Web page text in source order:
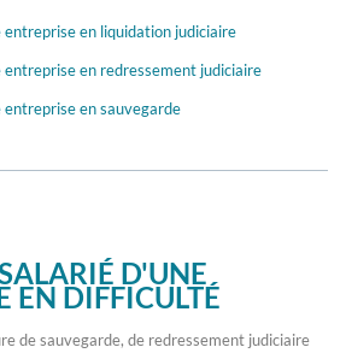
entreprise en liquidation judiciaire
entreprise en redressement judiciaire
en sauvegarde
D'UNE
EN DIFFICULTÉ
de sauvegarde, de redressement judiciaire